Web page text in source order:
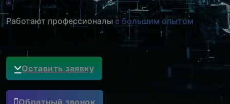
Работают профессионалы с большим опытом
Оставить заявку
Обратный звонок